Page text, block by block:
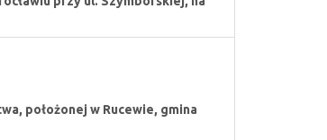
położonej w Rucewie, gmina